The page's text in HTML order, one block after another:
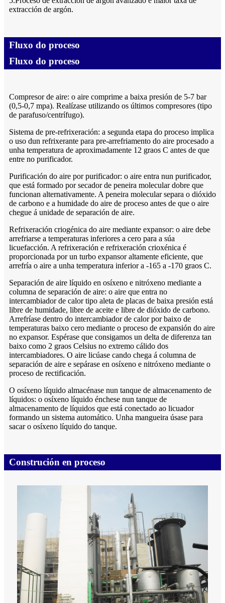
extracción de argón.
Fluxo do proceso
Fluxo do proceso
Compresor de aire: o aire comprime a baixa presión de 5-7 bar
(0,5-0,7 mpa). Realízase utilizando os últimos compresores (tipo
de parafuso/centrífugo).
Sistema de pre-refrixeración: a segunda etapa do proceso implica
o uso dun refrixerante para pre-arrefriamento do aire procesado a
unha temperatura de aproximadamente 12 graos C antes de que
entre no purificador.
Purificación do aire por purificador: o aire entra nun purificador,
que está formado por secador de peneira molecular dobre que
funcionan alternativamente. A peneira molecular separa o dióxido
de carbono e a humidade do aire de proceso antes de que o aire
chegue á unidade de separación de aire.
Refrixeración criogénica do aire mediante expansor: o aire debe
arrefriarse a temperaturas inferiores a cero para a súa
licuefacción. A refrixeración e refrixeración crioxénica é
proporcionada por un turbo expansor altamente eficiente, que
arrefría o aire a unha temperatura inferior a -165 a -170 graos C.
Separación de aire líquido en osíxeno e nitróxeno mediante a
columna de separación de aire: o aire que entra no
intercambiador de calor tipo aleta de placas de baixa presión está
libre de humidade, libre de aceite e libre de dióxido de carbono.
Arrefríase dentro do intercambiador de calor por baixo de
temperaturas baixo cero mediante o proceso de expansión do aire
no expansor. Espérase que consigamos un delta de diferenza tan
baixo como 2 graos Celsius no extremo cálido dos
intercambiadores. O aire licúase cando chega á columna de
separación de aire e sepárase en osíxeno e nitróxeno mediante o
proceso de rectificación.
O osíxeno líquido almacénase nun tanque de almacenamento de
líquidos: o osíxeno líquido énchese nun tanque de
almacenamento de líquidos que está conectado ao licuador
formando un sistema automático. Unha mangueira úsase para
sacar o osíxeno líquido do tanque.
Construción en proceso